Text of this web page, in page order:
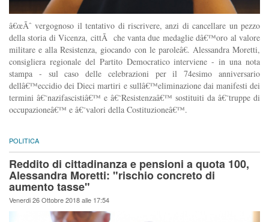
â€œÃˆ vergognoso il tentativo di riscrivere, anzi di cancellare un pezzo
della storia di Vicenza, cittÃ che vanta due medaglie dâ€™oro al valore
militare e alla Resistenza, giocando con le paroleâ€. Alessandra Moretti,
consigliera regionale del Partito Democratico interviene - in una nota
stampa - sul caso delle celebrazioni per il 74esimo anniversario
dellâ€™eccidio dei Dieci martiri e sullâ€™eliminazione dai manifesti dei
termini â€˜nazifascistiâ€™ e â€˜Resistenzaâ€™ sostituiti da â€˜truppe di
occupazioneâ€™ e â€˜valori della Costituzioneâ€™.
POLITICA
Reddito di cittadinanza e pensioni a quota 100,
Alessandra Moretti: "rischio concreto di
aumento tasse"
Venerdi 26 Ottobre 2018 alle 17:54